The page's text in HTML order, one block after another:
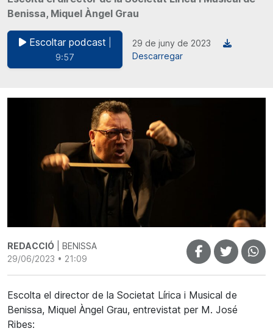
Benissa, Miquel Àngel Grau
Escoltar podcast
9:57
29 de juny de 2023
Descarregar
REDACCIÓ | BENISSA
29/06/2023 • 21:09
Escolta el director de la Societat Lírica i Musical de
Benissa, Miquel Àngel Grau, entrevistat per M. José
Ribes: